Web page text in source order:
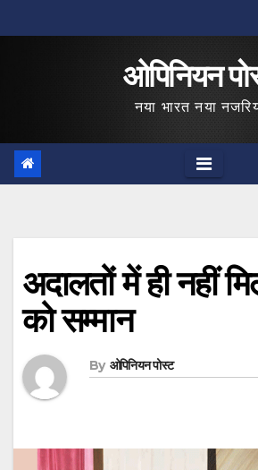
to
ओपिनियन
नया भारत नया
अदालतों में ही नहीं
को सम्मान
By ओपिनियन पोस्ट